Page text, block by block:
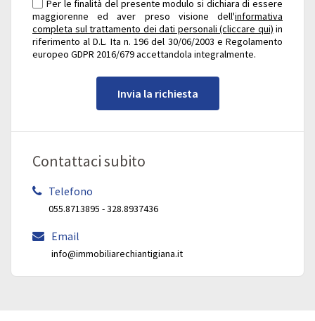
Per le finalità del presente modulo si dichiara di essere
maggiorenne ed aver preso visione dell'informativa
completa sul trattamento dei dati personali (cliccare qui) in
riferimento al D.L. Ita n. 196 del 30/06/2003 e Regolamento
europeo GDPR 2016/679 accettandola integralmente.
Invia la richiesta
Contattaci subito
Telefono
055.8713895 - 328.8937436
Email
info@immobiliarechiantigiana.it